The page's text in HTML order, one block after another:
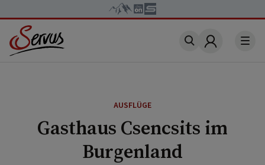
Account
AUSFLÜGE
Gasthaus Csencsits im
Burgenland